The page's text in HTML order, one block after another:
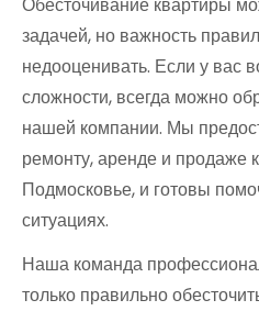
задачей, но важность
недооценивать. Если у вас
сложности, всегда можно
нашей компании. Мы
ремонту, аренде и продаже
Подмосковье, и готовы
ситуациях.
Наша команда
только правильно